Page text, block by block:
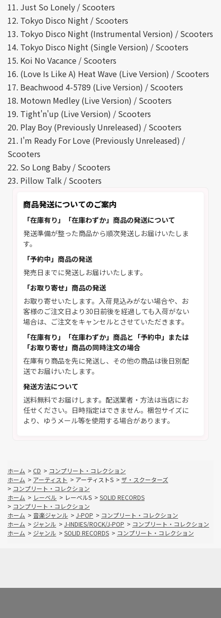
11. Just So Lonely / Scooters
12. Tokyo Disco Night / Scooters
13. Tokyo Disco Night (Instrumental Version) / Scooters
14. Tokyo Disco Night (Single Version) / Scooters
15. Koi No Vacance / Scooters
16. (Love Is Like A) Heat Wave (Live Version) / Scooters
17. Beachwood 4-5789 (Live Version) / Scooters
18. Motown Medley (Live Version) / Scooters
19. Tight'n'up (Live Version) / Scooters
20. Play Boy (Previously Unreleased) / Scooters
21. I'm Ready For Love (Previously Unreleased) /
Scooters
22. So Long Baby / Scooters
23. Pillow Talk / Scooters
商品発送についてのご案内
「在庫有り」「在庫わずか」商品の発送について
発送準備が整った商品から順次発送しお届けいたしま
す。
「予約中」商品の発送
発売日までに発送しお届けいたします。
「お取り寄せ」商品の発送
お取り寄せいたします。入荷見込みがない場合や、お
客様のご注文日より30日前後を経過しても入荷がない
場合は、ご注文をキャンセルとさせていただきます。
「在庫有り」「在庫わずか」商品と「予約中」または
「お取り寄せ」商品の同時注文の場合
在庫有り商品を先に発送し、その他の商品は後日別配
送でお届けいたします。
発送方法について
送料無料でお届けします。配送業者・方法は当店にお
任せください。日時指定はできません。梱包サイズに
より、ゆうメール等を使用する場合があります。
ホーム > CD > コンプリート・コレクション
ホーム > アーティスト > アーティストS > ザ・スクーターズ
> コンプリート・コレクション
ホーム > レーベル > レーベルS > SOLID RECORDS
> コンプリート・コレクション
ホーム > 音楽ジャンル > J-POP > コンプリート・コレクション
ホーム > ジャンル > J-INDIES/ROCK/J-POP > コンプリート・コレクション
ホーム > ジャンル > SOLID RECORDS > コンプリート・コレクション